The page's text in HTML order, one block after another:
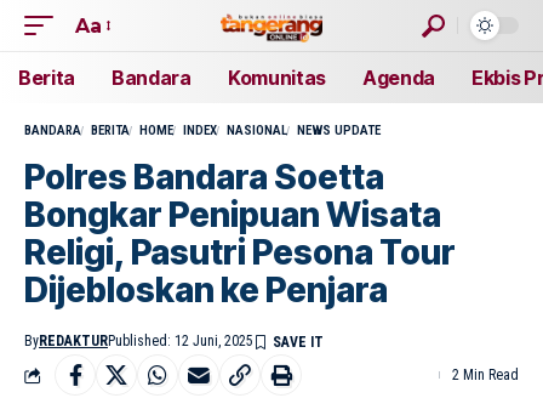
Aa
Berita Bandara Komunitas Agenda Ekbis
BANDARA BERITA HOME INDEX NASIONAL NEWS UPDATE
Polres Bandara Soetta
Bongkar Penipuan Wisata
Religi, Pasutri Pesona Tour
Dijebloskan ke Penjara
ByREDAKTURPublished: 12 Juni, 2025
2 Min Read